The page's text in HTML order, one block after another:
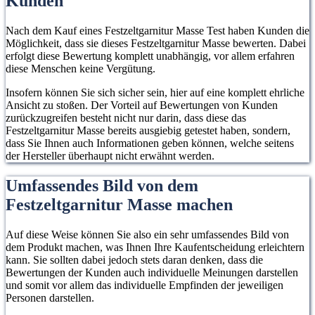
haben die Bänke
und der Tisch nur
eine Höhe von
ideal zum
Nach dem Kauf eines Festzeltgarnitur Masse Test haben Kunden die
Möglichkeit, dass sie dieses Festzeltgarnitur Masse bewerten. Dabei
erfolgt diese Bewertung komplett unabhängig, vor allem erfahren
diese Menschen keine Vergütung.
Insofern können Sie sich sicher sein, hier auf eine komplett ehrliche
Ansicht zu stoßen. Der Vorteil auf Bewertungen von Kunden
zurückzugreifen besteht nicht nur darin, dass diese das
Festzeltgarnitur Masse bereits ausgiebig getestet haben, sondern,
dass Sie Ihnen auch Informationen geben können, welche seitens
der Hersteller überhaupt nicht erwähnt werden.
Umfassendes Bild von dem
Festzeltgarnitur Masse machen
Auf diese Weise können Sie also ein sehr umfassendes Bild von
dem Produkt machen, was Ihnen Ihre Kaufentscheidung erleichtern
kann. Sie sollten dabei jedoch stets daran denken, dass die
Bewertungen der Kunden auch individuelle Meinungen darstellen
und somit vor allem das individuelle Empfinden der jeweiligen
Personen darstellen.